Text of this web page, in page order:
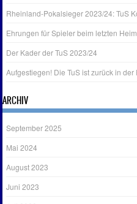
Rheinland-Pokalsieger 2023/24: TuS
Ehrungen für Spieler beim letzten
Der Kader der TuS 2023/24
Aufgestiegen! Die TuS ist zurück in
ARCHIV
September 2025
Mai 2024
August 2023
Juni 2023